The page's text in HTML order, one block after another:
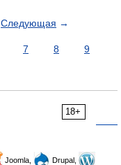
Следующая →
7 8
9
18+
Joomla,
Drupal,